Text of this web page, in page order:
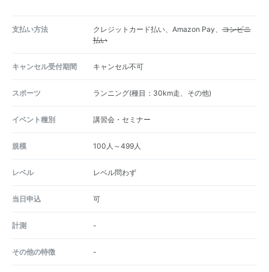
支払い方法 クレジットカード払い、Amazon Pay、コンビニ
払い
キャンセル受付期間 キャンセル不可
スポーツ ランニング(種目：30km走、その他)
イベント種別 講習会・セミナー
規模 100人～499人
レベル レベル問わず
当日申込 可
計測 -
その他の特徴 -